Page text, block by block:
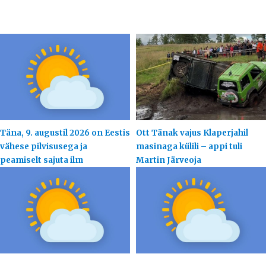
Täna, 9. augustil 2026 on Eestis
vähese pilvisusega ja
peamiselt sajuta ilm
Ott Tänak vajus Klaperjahil
masinaga külili – appi tuli
Martin Järveoja